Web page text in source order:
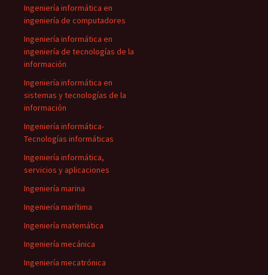
Ingeniería informática en
ingeniería de computadores
Ingeniería informática en
ingeniería de tecnologías de la
información
Ingeniería informática en
sistemas y tecnologías de la
información
Ingeniería informática-
Tecnologías informáticas
Ingeniería informática,
servicios y aplicaciones
Ingeniería marina
Ingeniería marítima
Ingeniería matemática
Ingeniería mecánica
Ingeniería mecatrónica